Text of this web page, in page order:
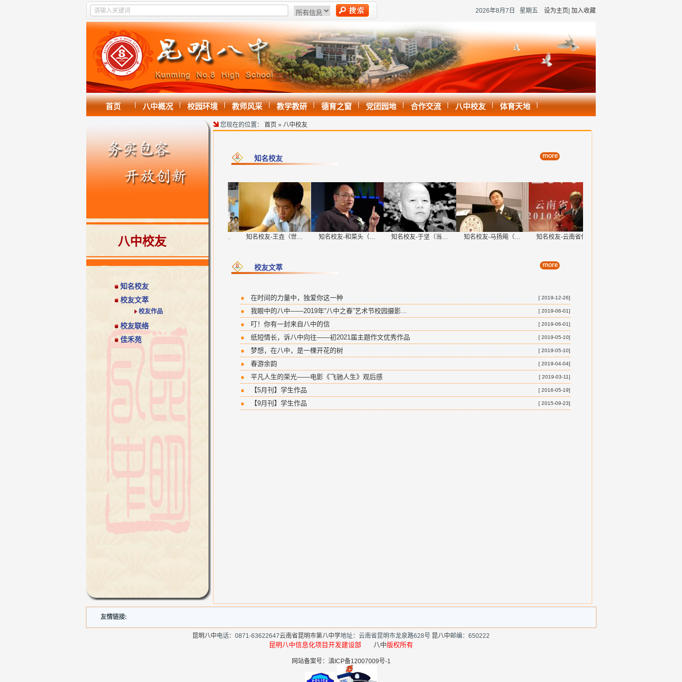
设为主页 加入收藏
2026年8月7日 星期五
首页 | 八中概况 | 校园环境 | 教师风采 | 教学教研 | 德育之窗 | 党团园地 | 合作交流 | 八中校友 | 体育天地 |
八中校友
知名校友
校友文萃
校友作品
校友联络
佳禾苑
您现在的位置： 首页 » 八中校友
知名校友
知名校友-王垚（世… 知名校友-和菜头（… 知名校友-于坚（当… 知名校友-马扬飚（… 知名校友-云南省作…
校友文萃
[ 2019-12-26]
● 在时间的力量中，独爱你这一种
[ 2019-06-01]
● 我眼中的八中——2019年“八中之春”艺术节校园摄影...
[ 2019-06-01]
● 叮！你有一封来自八中的信
[ 2019-05-10]
● 纸短情长，诉八中向往——初2021届主题作文优秀作品
[ 2019-05-10]
● 梦想，在八中，是一棵开花的树
[ 2019-04-04]
● 春游余韵
[ 2019-03-11]
● 平凡人生的荣光——电影《飞驰人生》观后感
[ 2016-05-19]
● 【5月刊】学生作品
[ 2015-09-23]
● 【9月刊】学生作品
友情链接:
昆明八中电话：0871-63622647云南省昆明市第八中学地址：云南省昆明市龙泉路628号 昆八中邮编：650222
昆明八中信息化项目开发建设部 八中版权所有
网站备案号：滇ICP备12007009号-1